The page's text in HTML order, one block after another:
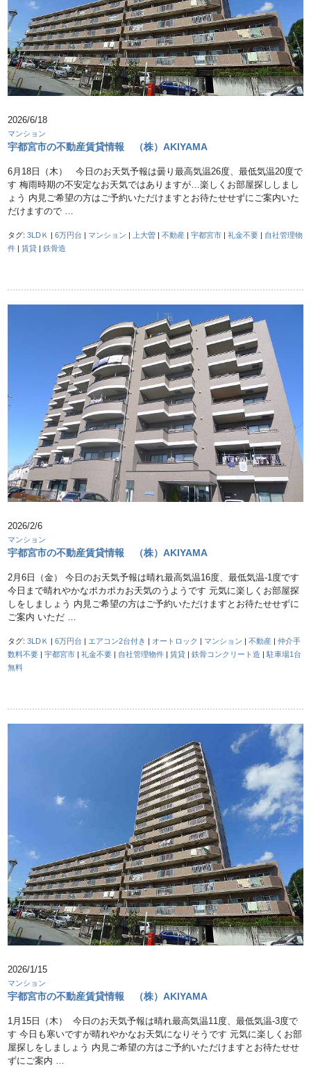
2026/6/18
マンション
宇都宮市の不動産賃貸情報 （株）AKIYAMA
6月18日（木） 今日のお天気予報は曇り最高気温26度、最低気温20度で
す 梅雨時期の不安定なお天気ではありますが…楽しくお部屋探ししまし
ょう 内見ご希望の方はご予約いただけますとお待たせせずにご案内いた
だけますので …
タグ:3LDＫ |6万円台 | マンション | 上大曽 |不動産 |宇都宮市 |礼金不要 | 自社管理物
件 |賃貸 |鉄骨造
2026/2/6
マンション
宇都宮市の不動産賃貸情報 （株）AKIYAMA
2月6日（金） 今日のお天気予報は晴れ最高気温16度、最低気温-1度です
今日まで晴れやかなポカポカお天気のうようです 元気に楽しくお部屋探
しをしましょう 内見ご希望の方はご予約いただけますとお待たせせずに
ご案内 いただ …
タグ:3LDＫ |6万円台 | エアコン2台付き | オートロック | マンション |不動産 |仲介手
数料不要 |宇都宮市 |礼金不要 | 自社管理物件 |賃貸 |鉄骨コンクリート造 |駐車場1台
無料
2026/1/15
マンション
宇都宮市の不動産賃貸情報 （株）AKIYAMA
1月15日（木） 今日のお天気予報は晴れ最高気温11度、最低気温-3度で
す 今日も寒いですが晴れやかなお天気になりそうです 元気に楽しくお部
屋探しをしましょう 内見ご希望の方はご予約いただけますとお待たせせ
ずにご案内 …